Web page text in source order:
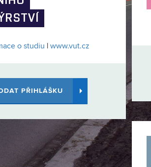
o studiu www.vut.cz
PŘIHLÁŠKU